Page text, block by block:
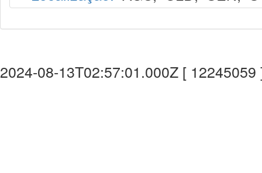
2024-08-13T02:57:01.000Z [ 12245059